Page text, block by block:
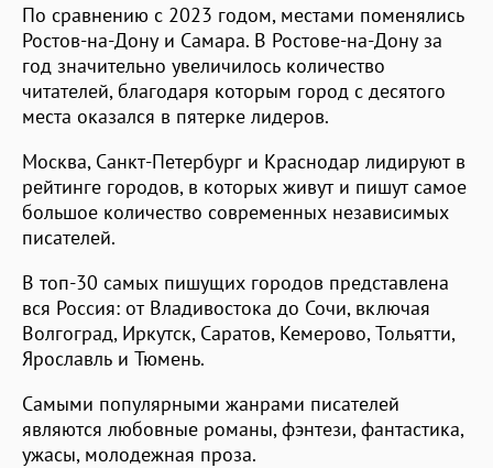
По сравнению с 2023 годом, местами поменялись
Ростов-на-Дону и Самара. В Ростове-на-Дону за
год значительно увеличилось количество
читателей, благодаря которым город с десятого
места оказался в пятерке лидеров.
Москва, Санкт-Петербург и Краснодар лидируют в
рейтинге городов, в которых живут и пишут самое
большое количество современных независимых
писателей.
В топ-30 самых пишущих городов представлена
вся Россия: от Владивостока до Сочи, включая
Волгоград, Иркутск, Саратов, Кемерово, Тольятти,
Ярославль и Тюмень.
Самыми популярными жанрами писателей
являются любовные романы, фэнтези, фантастика,
ужасы, молодежная проза.